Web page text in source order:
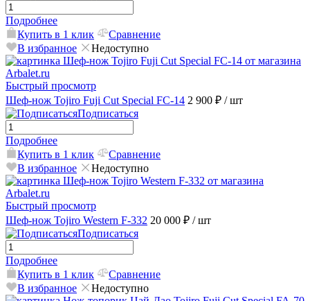
Подробнее
Купить в 1 клик
Сравнение
В избранное
Недоступно
Быстрый просмотр
Шеф-нож Tojiro Fuji Cut Special FC-14 2 900 ₽ / шт
Подписаться
Подробнее
Купить в 1 клик
Сравнение
В избранное
Недоступно
Быстрый просмотр
Шеф-нож Tojiro Western F-332 20 000 ₽ / шт
Подписаться
Подробнее
Купить в 1 клик
Сравнение
В избранное
Недоступно